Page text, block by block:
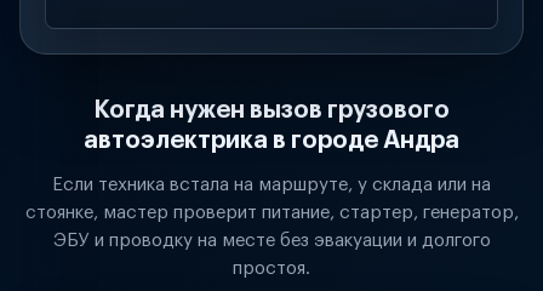
Когда нужен вызов грузового
автоэлектрика в городе Андра
Если техника встала на маршруте, у склада или на
стоянке, мастер проверит питание, стартер, генератор,
ЭБУ и проводку на месте без эвакуации и долгого
простоя.